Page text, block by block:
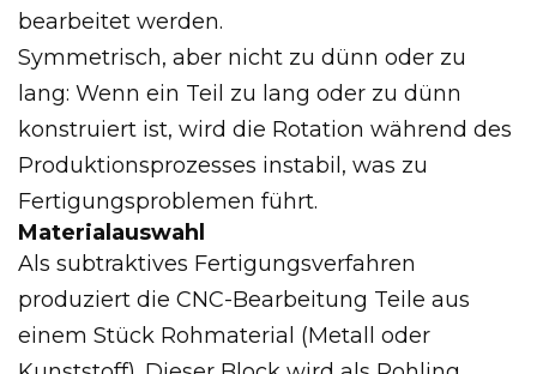
bearbeitet werden.
Symmetrisch, aber nicht zu dünn oder zu
lang: Wenn ein Teil zu lang oder zu dünn
konstruiert ist, wird die Rotation während des
Produktionsprozesses instabil, was zu
Fertigungsproblemen führt.
Materialauswahl
Als subtraktives Fertigungsverfahren
produziert die CNC-Bearbeitung Teile aus
einem Stück Rohmaterial (Metall oder